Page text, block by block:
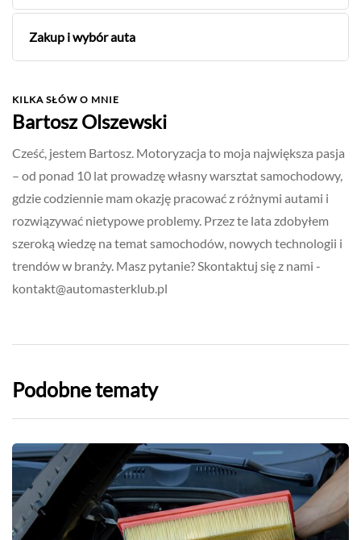
Zakup i wybór auta
KILKA SŁÓW O MNIE
Bartosz Olszewski
Cześć, jestem Bartosz. Motoryzacja to moja największa pasja
– od ponad 10 lat prowadzę własny warsztat samochodowy,
gdzie codziennie mam okazję pracować z różnymi autami i
rozwiązywać nietypowe problemy. Przez te lata zdobyłem
szeroką wiedzę na temat samochodów, nowych technologii i
trendów w branży. Masz pytanie? Skontaktuj się z nami -
kontakt@automasterklub.pl
Podobne tematy